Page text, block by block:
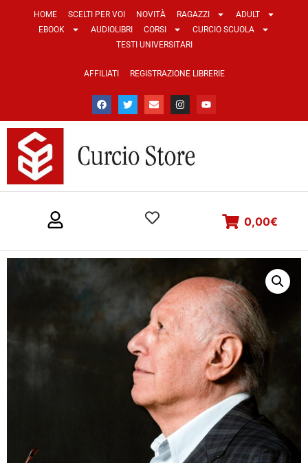
HOME SCELTI PER VOI NOVITÀ RAGAZZI
ADULT
EBOOK
AUDIOLIBRI CORSI
CURCIO SCUOLA
TESTI UNIVERSITARI
AFFILIATI REGISTRAZIONE LIBRERIE
0,00€